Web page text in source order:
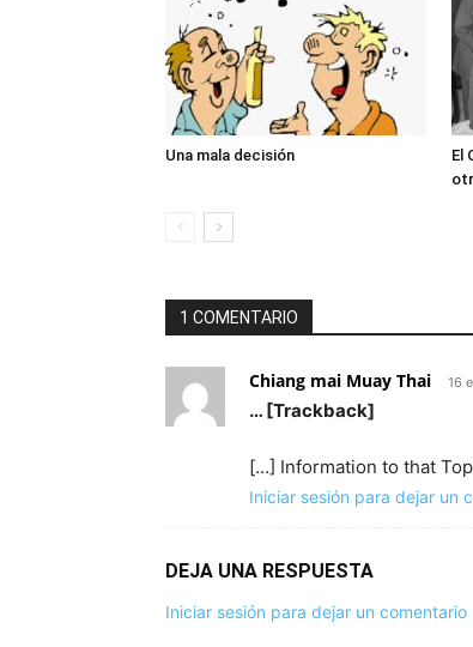
Una mala decisión
El
1 COMENTARIO
Chiang mai Muay Thai 16
… [Trackback]
[…] Information to that
Iniciar sesión para dejar un
DEJA UNA RESPUESTA
Iniciar sesión para dejar un comentario